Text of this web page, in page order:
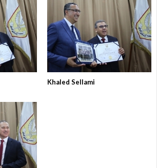
Khaled Sellami